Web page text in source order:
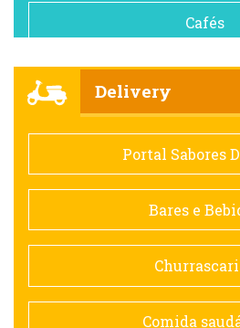
Cafés
Comida
Doceria
Delivery
Portal Sabores
Bares e
Comida